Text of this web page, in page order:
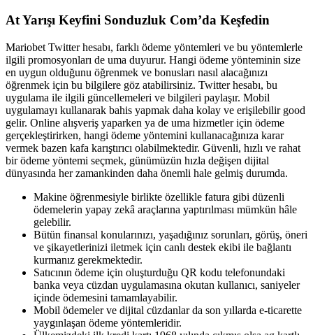
At Yarışı Keyfini Sonduzluk Com’da Keşfedin
Mariobet Twitter hesabı, farklı ödeme yöntemleri ve bu yöntemlerle
ilgili promosyonları de uma duyurur. Hangi ödeme yönteminin size
en uygun olduğunu öğrenmek ve bonusları nasıl alacağınızı
öğrenmek için bu bilgilere göz atabilirsiniz. Twitter hesabı, bu
uygulama ile ilgili güncellemeleri ve bilgileri paylaşır. Mobil
uygulamayı kullanarak bahis yapmak daha kolay ve erişilebilir good
gelir. Online alışveriş yaparken ya de uma hizmetler için ödeme
gerçekleştirirken, hangi ödeme yöntemini kullanacağınıza karar
vermek bazen kafa karıştırıcı olabilmektedir. Güvenli, hızlı ve rahat
bir ödeme yöntemi seçmek, günümüzün hızla değişen dijital
dünyasında her zamankinden daha önemli hale gelmiş durumda.
Makine öğrenmesiyle birlikte özellikle fatura gibi düzenli
ödemelerin yapay zekâ araçlarına yaptırılması mümkün hâle
gelebilir.
Bütün finansal konularınızı, yaşadığınız sorunları, görüş, öneri
ve şikayetlerinizi iletmek için canlı destek ekibi ile bağlantı
kurmanız gerekmektedir.
Satıcının ödeme için oluşturduğu QR kodu telefonundaki
banka veya cüzdan uygulamasına okutan kullanıcı, saniyeler
içinde ödemesini tamamlayabilir.
Mobil ödemeler ve dijital cüzdanlar da son yıllarda e-ticarette
yaygınlaşan ödeme yöntemleridir.